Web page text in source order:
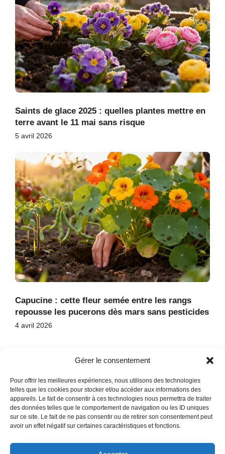
Gérer le consentement
Pour offrir les meilleures expériences, nous utilisons des technologies
telles que les cookies pour stocker et/ou accéder aux informations des
appareils. Le fait de consentir à ces technologies nous permettra de traiter
des données telles que le comportement de navigation ou les ID uniques
sur ce site. Le fait de ne pas consentir ou de retirer son consentement peut
avoir un effet négatif sur certaines caractéristiques et fonctions.
Saints de glace 2025 : quelles plantes mettre en
terre avant le 11 mai sans risque
5 avril 2026
Capucine : cette fleur semée entre les rangs
repousse les pucerons dès mars sans pesticides
4 avril 2026
ACCUEIL
CONTACT
PLAN DU SITE